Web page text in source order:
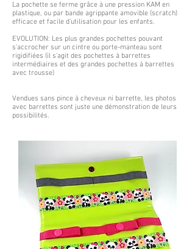
La pochette se ferme grâce à une pression KAM en
plastique, ou par bande agrippante amovible (scratch)
efficace et facile d’utilisation pour les enfants.
EVOLUTION: Les plus grandes pochettes pouvant
s'accrocher sur un cintre ou porte-manteau sont
rigidifiées (il s'agit des pochettes à barrettes
intermédiaires et des grandes pochettes à barrettes
avec trousse)
Vendues sans pince à cheveux ni barrette, les photos
avec barrettes sont juste une démonstration de leurs
possibilités.